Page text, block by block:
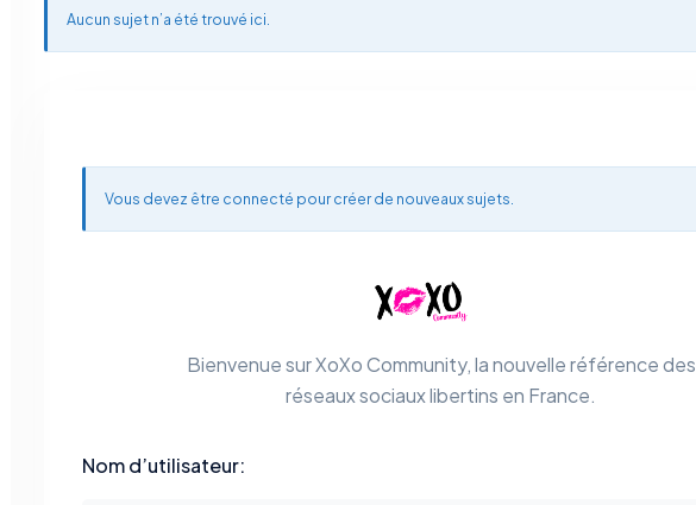
Aucun sujet n’a été trouvé ici.
Vous devez être connecté pour créer de nouveaux sujets.
Bienvenue sur XoXo Community, la nouvelle référence des
réseaux sociaux libertins en France.
Nom d’utilisateur: